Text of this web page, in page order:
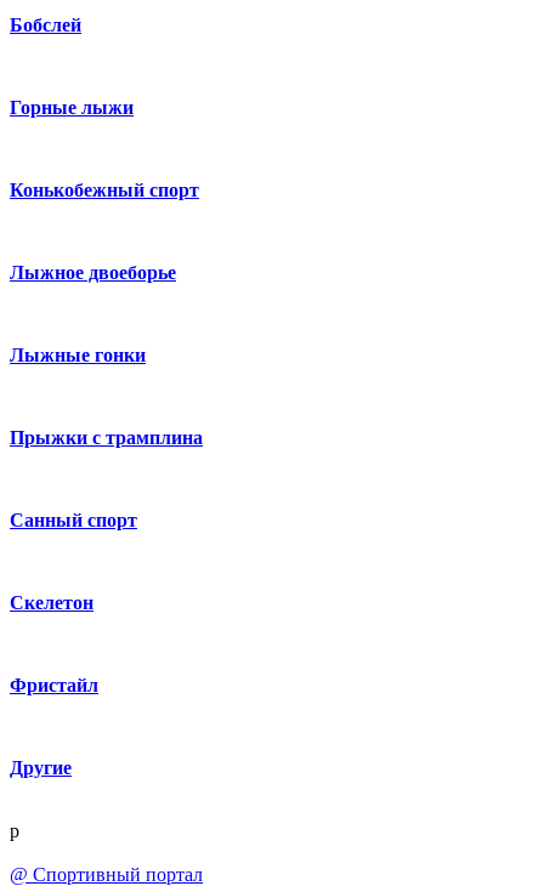
Бобслей
Горные лыжи
Конькобежный спорт
Лыжное двоеборье
Лыжные гонки
Прыжки с трамплина
Санный спорт
Скелетон
Фристайл
Другие
p
@ Спортивный портал